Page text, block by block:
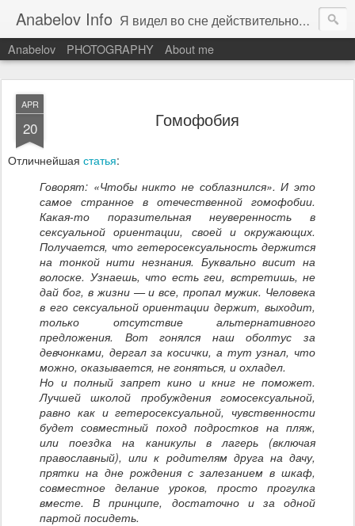
Anabelov Info Я видел во сне действительность. С каким же облегчением я проснулся!
Anabelov PHOTOGRAPHY About me
APR
20 Гомофобия
Отличнейшая статья:
Говорят: «Чтобы никто не соблазнился». И это
самое странное в отечественной гомофобии.
Какая-то поразительная неуверенность в
сексуальной ориентации, своей и окружающих.
Полу­чается, что гетеросексуальность держит­ся
на тонкой нити незнания. Буквально висит на
волоске. Узнаешь, что есть геи, встретишь, не
дай бог, в жизни — и все, пропал мужик. Человека
в его сексуальной ориентации держит, выходит,
толь­ко отсутствие альтернативного
предложения. Вот гонялся наш оболтус за
девчонками, дергал за косички, а тут узнал, что
можно, оказывается, не гоняться, и охладел.
Но и полный запрет кино и книг не по­может.
Лучшей школой пробуждения гомосексуальной,
равно как и гетеросек­суальной, чувственности
будет совместный поход подростков на пляж,
или поездка на каникулы в лагерь (включая
православный), или к родителям друга на дачу,
прятки на дне рождения с залезанием в шкаф,
совместное делание уроков, просто прогулка
вместе. В принципе, до­статочно и за одной
партой посидеть.